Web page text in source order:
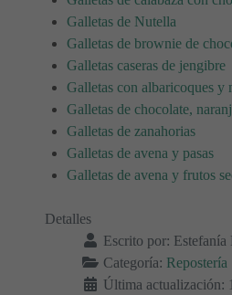
Galletas de Nutella
Galletas de brownie de
Galletas caseras de jengibre
Galletas con albaricoques y
Galletas de chocolate,
Galletas de zanahorias
Galletas de avena y pasas
Galletas de avena y frutos
Detalles
Escrito por: Estefanía
Categoría: Repostería
Última actualización: